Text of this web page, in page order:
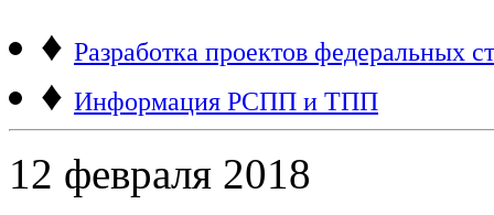
♦ Разработка проектов федеральных
♦ Информация РСПП и ТПП
12 февраля 2018